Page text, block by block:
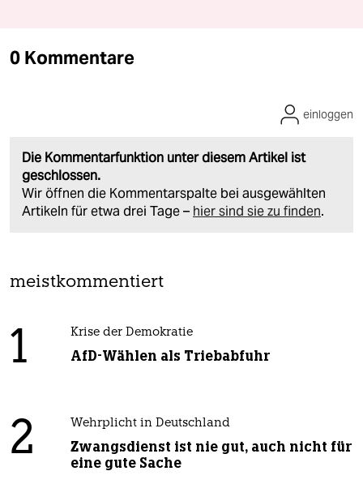
0 Kommentare
Die Kommentarfunktion unter diesem Artikel ist
geschlossen.
Wir öffnen die Kommentarspalte bei ausgewählten
Artikeln für etwa drei Tage – hier sind sie zu finden.
einloggen
meistkommentiert
1 Krise der Demokratie
AfD-Wählen als Triebabfuhr
2 Wehrplicht in Deutschland
Zwangsdienst ist nie gut, auch nicht für
eine gute Sache